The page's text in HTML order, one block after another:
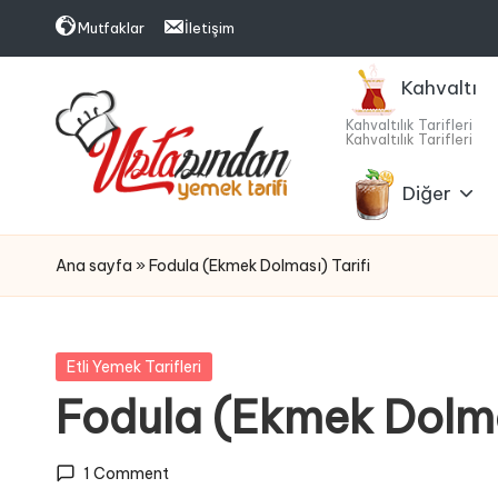
Skip
content
Mutfaklar İletişim
U
s
a
sı
n
Buluşma
Kahvaltı
Kahvaltılık Tarifleri
Kahvaltılık Tarifleri
Diğer
Ana sayfa » Fodula (Ekmek Dolması) Tarifi
Posted
Etli Yemek Tarifleri
Fodula (Ekmek
1 Comment